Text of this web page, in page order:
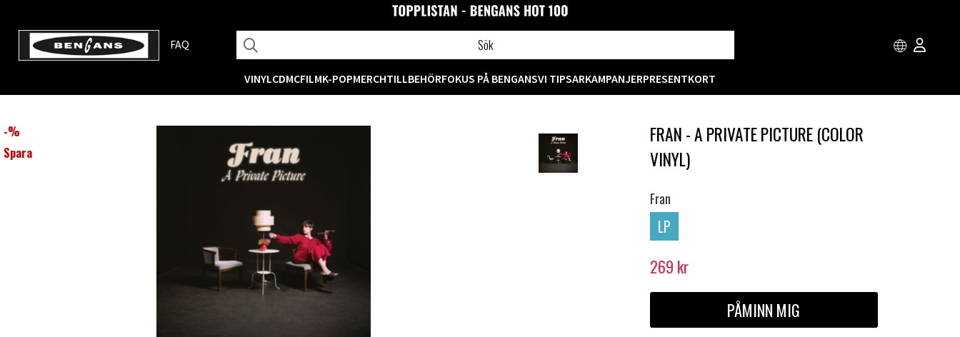
FAQ
VINYLCDMCFILMK-POPMERCHTILLBEHÖRFOKUS PÅ BENGANSVI TIPSARKAMPANJERPRESENTKORT
-%
Spara
FRAN - A PRIVATE PICTURE (COLOR
VINYL)
Fran
LP
269 kr
PÅMINN MIG